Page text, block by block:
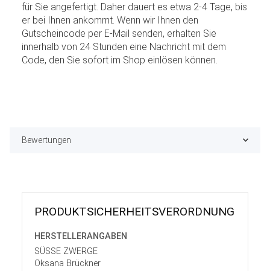
für Sie angefertigt. Daher dauert es etwa 2-4 Tage, bis
er bei Ihnen ankommt. Wenn wir Ihnen den
Gutscheincode per E-Mail senden, erhalten Sie
innerhalb von 24 Stunden eine Nachricht mit dem
Code, den Sie sofort im Shop einlösen können.
Bewertungen
PRODUKT­SICHER­HEITS­VER­ORD­NUNG
HERSTELLER­ANGABEN
SÜSSE ZWERGE
Oksana Brückner